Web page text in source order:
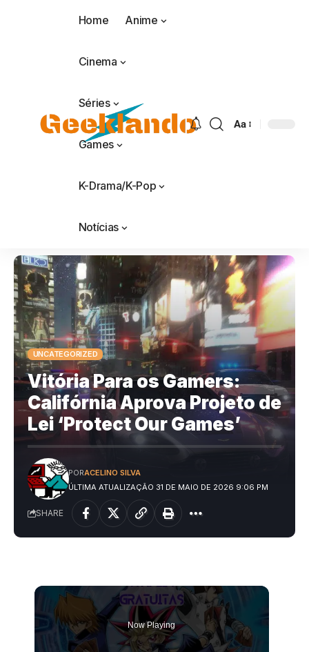
Home Anime
Cinema
Séries
Games
K-Drama/K-Pop
Notícias
Aa
UNCATEGORIZED
Vitória Para os Gamers:
Califórnia Aprova Projeto de
Lei ‘Protect Our Games’
ÚLTIMA ATUALIZAÇÃO 31 DE MAIO DE 2026 9:06 PM
PORACELINO SILVA
SHARE
Now Playing